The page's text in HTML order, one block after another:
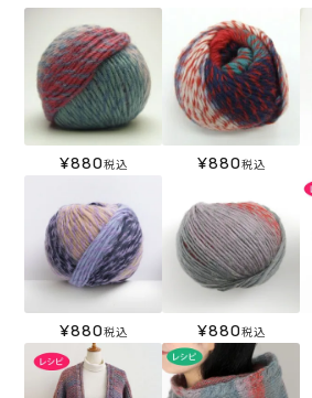
¥880税込 ¥880税込
¥880税込 ¥880税込